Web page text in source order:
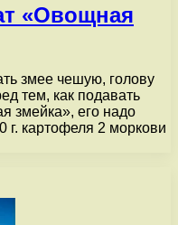
«Овощная
змее чешую, голову
тем, как подавать
змейка», его надо
г. картофеля 2 моркови